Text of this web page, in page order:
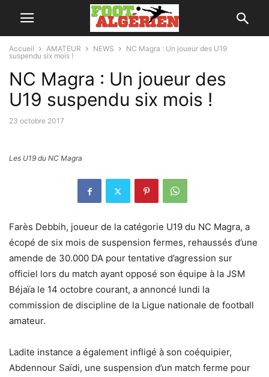
Accueil AMATEUR NEWS
NC Magra : Un joueur des U19
suspendu six mois !
NC Magra : Un joueur des
U19 suspendu six mois !
23 octobre 2017
Les U19 du NC Magra
Farès Debbih, joueur de la catégorie U19 du NC Magra, a
écopé de six mois de suspension fermes, rehaussés d’une
amende de 30.000 DA pour tentative d’agression sur
officiel lors du match ayant opposé son équipe à la JSM
Béjaïa le 14 octobre courant, a annoncé lundi la
commission de discipline de la Ligue nationale de football
amateur.
Ladite instance a également infligé à son coéquipier,
Abdennour Saïdi, une suspension d’un match ferme pour